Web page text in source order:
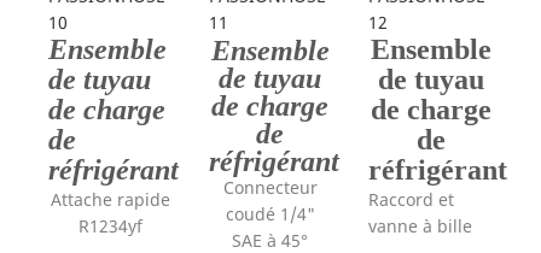
Ensemble
de tuyau
de charge
de
réfrigérant
Attache rapide
R1234yf
Ensemble
de tuyau
de charge
de
réfrigérant
Connecteur
coudé 1/4"
SAE à 45°
Ensemble
de tuyau
de charge
de
réfrigérant
Raccord et
vanne à bille